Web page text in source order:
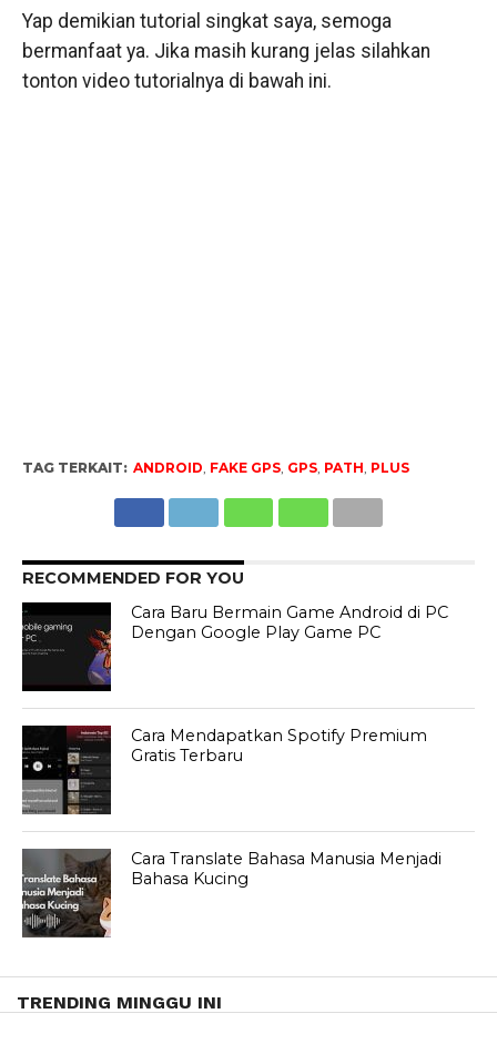
Yap demikian tutorial singkat saya, semoga
bermanfaat ya. Jika masih kurang jelas silahkan
tonton video tutorialnya di bawah ini.
TAG TERKAIT: ANDROID FAKE GPS, GPS, PATH PLUS
RECOMMENDED FOR YOU
Cara Baru Bermain Game Android di PC
Dengan Google Play Game PC
Cara Mendapatkan Spotify Premium
Gratis Terbaru
Cara Translate Bahasa Manusia Menjadi
Bahasa Kucing
TRENDING MINGGU INI